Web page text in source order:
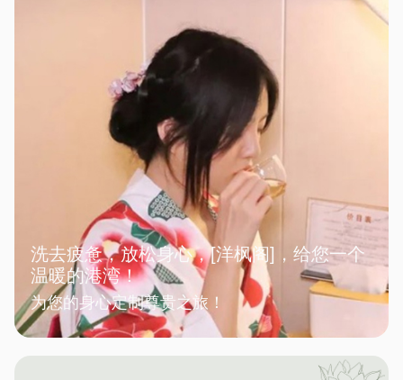
洗去疲惫，放松身心，[洋枫阁]，给您一个
温暖的港湾！
为您的身心定制尊贵之旅！